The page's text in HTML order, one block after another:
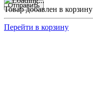
Отправить
Товар добавлен в корзину
Перейти в корзину